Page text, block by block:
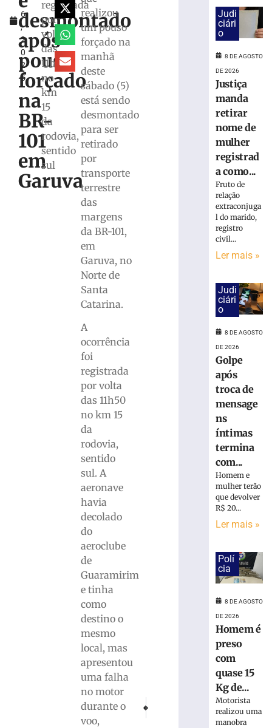
6
,
2
0
2
5
desmontado
após
pouso
forçado
na
BR-
101
em
Garuva
registrada
por
volta
das
11h50
no
km
15
da
rodovia,
sentido
sul
realizou
um pouso
forçado na
manhã
deste
sábado (5)
está sendo
desmontado
para ser
retirado
por
transporte
terrestre
das
margens
da BR-101,
em
Garuva, no
Norte de
Santa
Catarina.
A
ocorrência
foi
registrada
por volta
das 11h50
no km 15
da
rodovia,
sentido
sul. A
aeronave
havia
decolado
do
aeroclube
de
Guaramirim
e tinha
como
destino o
mesmo
local, mas
apresentou
uma falha
no motor
durante o
voo,
Racismo no futebol cresce,
Dona de bar é detida com drogas e
exige
transferências
bancárias
após
carro
apresentar
problemas
agosto
Homem
tropeça
calçada,
pista
atropelado
Bento
agosto
preso
com
maconha
Blumenau
agosto
Judi
ciári
o
8 DE AGOSTO
DE 2026
Justiça
manda
retirar
nome de
mulher
registrad
a como...
Fruto de
relação
extraconjuga
l do marido,
registro
civil...
Ler mais »
Judi
ciári
o
8 DE AGOSTO
DE 2026
Golpe
após
troca de
mensage
ns
íntimas
termina
com...
Homem e
mulher terão
que devolver
R$ 20...
Ler mais »
Polí
cia
8 DE AGOSTO
DE 2026
Homem é
preso
com
quase 15
Kg de...
Motorista
realizou uma
manobra